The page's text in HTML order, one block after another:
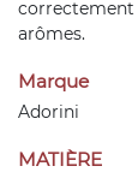
arômes.
Marque
Adorini
MATIÈRE